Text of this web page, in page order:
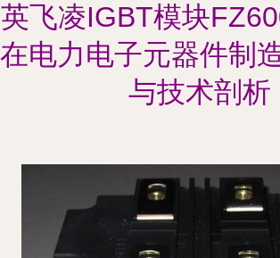
英飞凌IGBT模块
在电力电子元器件制
与技术剖析